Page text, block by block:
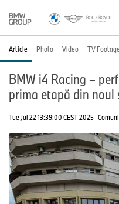
Article Photo Video TV Footage
BMW i4 Racing –
prima etapă din noul
Tue Jul 22 13:39:00 CEST 2025